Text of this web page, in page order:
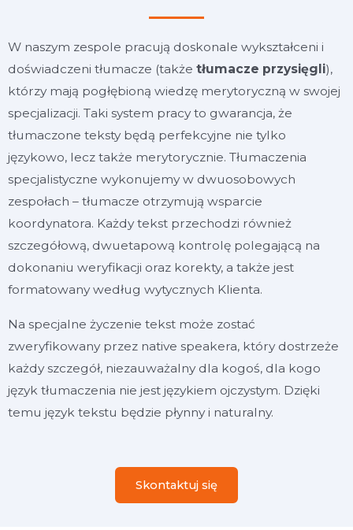
W naszym zespole pracują doskonale wykształceni i
doświadczeni tłumacze (także tłumacze przysięgli),
którzy mają pogłębioną wiedzę merytoryczną w swojej
specjalizacji. Taki system pracy to gwarancja, że
tłumaczone teksty będą perfekcyjne nie tylko
językowo, lecz także merytorycznie. Tłumaczenia
specjalistyczne wykonujemy w dwuosobowych
zespołach – tłumacze otrzymują wsparcie
koordynatora. Każdy tekst przechodzi również
szczegółową, dwuetapową kontrolę polegającą na
dokonaniu weryfikacji oraz korekty, a także jest
formatowany według wytycznych Klienta.
Na specjalne życzenie tekst może zostać
zweryfikowany przez native speakera, który dostrzeże
każdy szczegół, niezauważalny dla kogoś, dla kogo
język tłumaczenia nie jest językiem ojczystym. Dzięki
temu język tekstu będzie płynny i naturalny.
Skontaktuj się